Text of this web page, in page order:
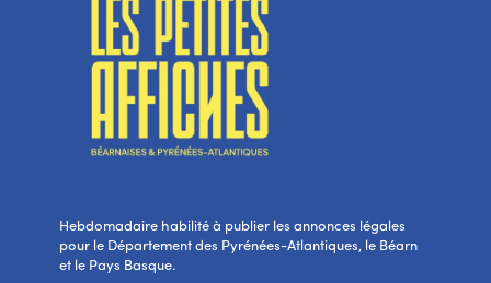
Hebdomadaire habilité à publier les annonces légales
pour le Département des Pyrénées-Atlantiques, le Béarn
et le Pays Basque.